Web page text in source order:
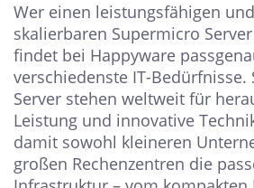
Wer einen leistungsfähigen
skalierbaren Supermicro
findet bei Happyware
verschiedenste IT-Bedürfnisse.
Server stehen weltweit für
Leistung und innovative
damit sowohl kleineren
großen Rechenzentren die